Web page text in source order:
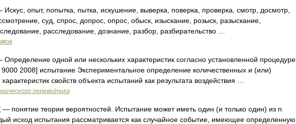
Искус, опыт, попытка, пытка, искушение, выверка, поверка, проверка, смотр, досмотр,
суд, спрос, допрос, опрос, обыск, изыскание, розыск, разыскание,
расследование, дознание, разбор, разбирательство …
Определение одной или нескольких характеристик согласно установленной процедуре.
2008] испытание Экспериментальное определение количественных и (или)
свойств объекта испытаний как результата воздействия …
переводчика
— понятие теории вероятностей. Испытание может иметь один (и только один) из n
исход испытания рассматривается как случайное событие, имеющее определенную